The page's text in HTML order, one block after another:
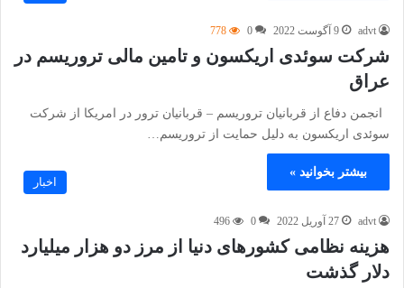
advt 9 آگوست 2022 0
778
شرکت سوئدی اریکسون و تامین مالی تروریسم در
عراق
انجمن دفاع از قربانیان تروریسم – قربانیان ترور در امریکا از شرکت
سوئدی اریکسون به دلیل حمایت از تروریسم…
بیشتر بخوانید »
اخبار
advt 27 آوریل 2022 0
496
هزینه نظامی کشورهای دنیا از مرز دو هزار میلیارد
دلار گذشت